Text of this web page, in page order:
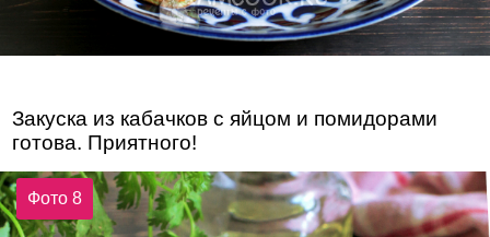
Закуска из кабачков с яйцом и помидорами
готова. Приятного!
Фото 8